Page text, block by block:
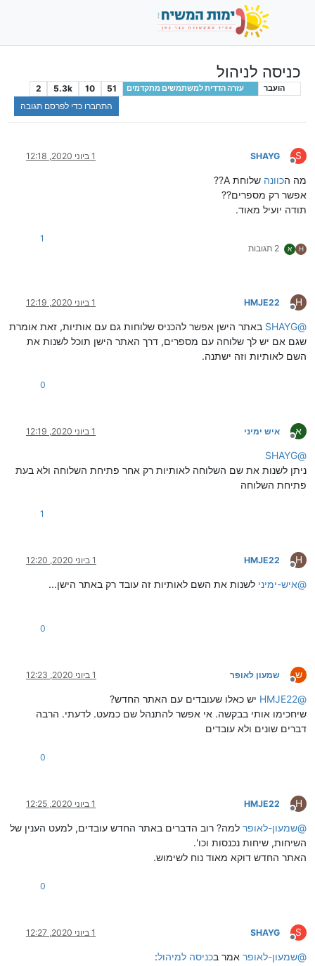
כניסה לניהול
הועבר עזרה הדדית למשתמשים מתקדמים 51
10
5.3k
2
התחברו כדי לפרסם תגובה
S
מנותק
SHAYG 1 ביוני 2020, 12:18
מה הכוונה שלוחת A??
אפשר רק מספרים??
תודה יועיל מאוד.
H א 2 תגובות
1
H
מנותק
HMJE22 1 ביוני 2020, 12:19
@
SHAYG באתר הישן אפשר להכניס שלוחות גם עם אותיות, זאת אומרת
שגם אם יש לך שלוחה עם מספרים, דרך האתר הישן תוכל לשנות את
השם לאותיות וזה ישתנה.
0
א
מנותק
איש ימיני 1 ביוני 2020, 12:19
@
SHAYG
ניתן לשנות את שם השלוחה לאותיות רק אחר פתיחת השלוחה ולא בעת
פתיחת השלוחה
1
H
מנותק
HMJE22 1 ביוני 2020, 12:20
@איש-ימיני לשנות את השם לאותיות זה עובד רק באתר הישן...
0
ש
מנותק
שמעון לאופר 1 ביוני 2020, 12:23
@
HMJE22 יש כאלו שעובדים עם האתר החדש?
שיחכימו אותי בבקשה. אי אפשר להתנהל שם כמעט. לדעתי. הרבה
דברים שונים ולא עובדים
0
H
מנותק
HMJE22 1 ביוני 2020, 12:25
@שמעון-לאופר למה? רוב הדברים באתר החדש עובדים, למעט הענין של
השיחות, שיחות נכנסות וכו'.
האתר החדש דוקא מאוד נוח לשימוש.
0
S
מנותק
SHAYG 1 ביוני 2020, 12:27
@שמעון-לאופר אמר בכניסה למיהול: